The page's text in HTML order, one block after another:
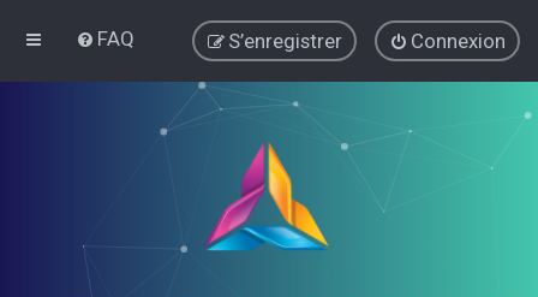
FAQ Connexion
S’enregistrer